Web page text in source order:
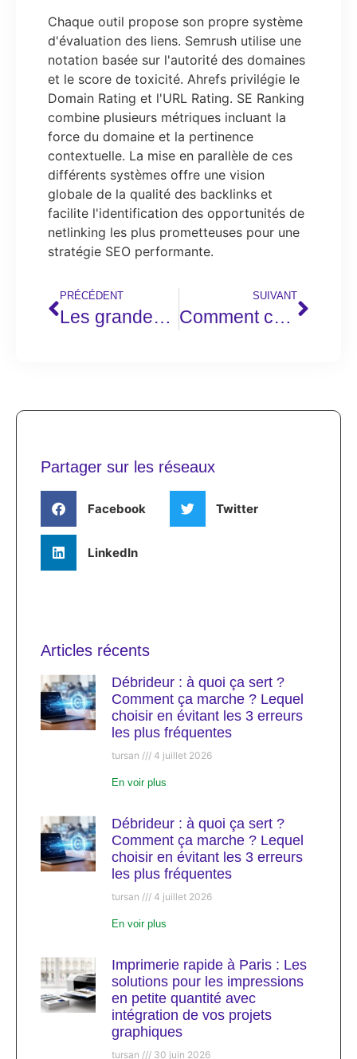
Chaque outil propose son propre système
d'évaluation des liens. Semrush utilise une
notation basée sur l'autorité des domaines
et le score de toxicité. Ahrefs privilégie le
Domain Rating et l'URL Rating. SE Ranking
combine plusieurs métriques incluant la
force du domaine et la pertinence
contextuelle. La mise en parallèle de ces
différents systèmes offre une vision
globale de la qualité des backlinks et
facilite l'identification des opportunités de
netlinking les plus prometteuses pour une
stratégie SEO performante.
PRÉCÉDENT
Les grandes plateformes e-commerce spécialisées dans les jouets de Noël
SUIVANT
Comment choisir une offre de communication digitale complète pour votre entreprise
Partager sur les réseaux
Facebook Twitter
LinkedIn
Articles récents
Débrideur : à quoi ça sert ?
Comment ça marche ? Lequel
choisir en évitant les 3 erreurs
les plus fréquentes
tursan 4 juillet 2026
En voir plus
Débrideur : à quoi ça sert ?
Comment ça marche ? Lequel
choisir en évitant les 3 erreurs
les plus fréquentes
tursan 4 juillet 2026
En voir plus
Imprimerie rapide à Paris : Les
solutions pour les impressions
en petite quantité avec
intégration de vos projets
graphiques
tursan 30 juin 2026